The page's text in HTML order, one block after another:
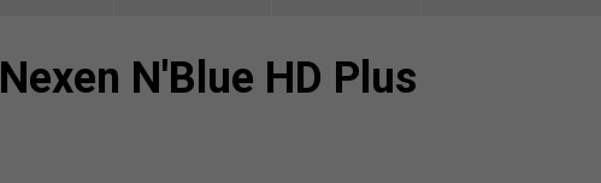
Nexen N'Blue HD Plus